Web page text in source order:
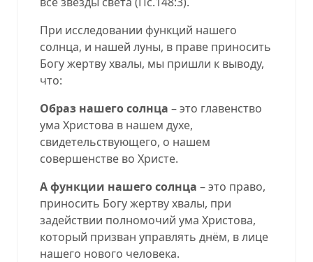
При исследовании функций нашего
солнца, и нашей луны, в праве приносить
Богу жертву хвалы, мы пришли к выводу,
что:
Образ нашего солнца – это главенство
ума Христова в нашем духе,
свидетельствующего, о нашем
совершенстве во Христе.
А функции нашего солнца – это право,
приносить Богу жертву хвалы, при
задействии полномочий ума Христова,
который призван управлять днём, в лице
нашего нового человека.